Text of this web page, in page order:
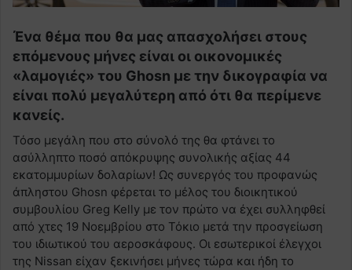
Ένα θέμα που θα μας απασχολήσει στους
επόμενους μήνες είναι οι οικονομικές
«λαμογιές» του Ghosn με την δικογραφία να
είναι πολύ μεγαλύτερη από ότι θα περίμενε
κανείς.
Τόσο μεγάλη που στο σύνολό της θα φτάνει το
ασύλληπτο ποσό απόκρυψης συνολικής αξίας 44
εκατομμυρίων δολαρίων! Ως συνεργός του προφανώς
άπληστου Ghosn φέρεται το μέλος του διοικητικού
συμβουλίου Greg Kelly με τον πρώτο να έχει συλληφθεί
από χτες 19 Νοεμβρίου στο Τόκιο μετά την προσγείωση
του ιδιωτικού του αεροσκάφους. Οι εσωτερικοί έλεγχοι
της Nissan είχαν ξεκινήσει μήνες τώρα και ήδη το